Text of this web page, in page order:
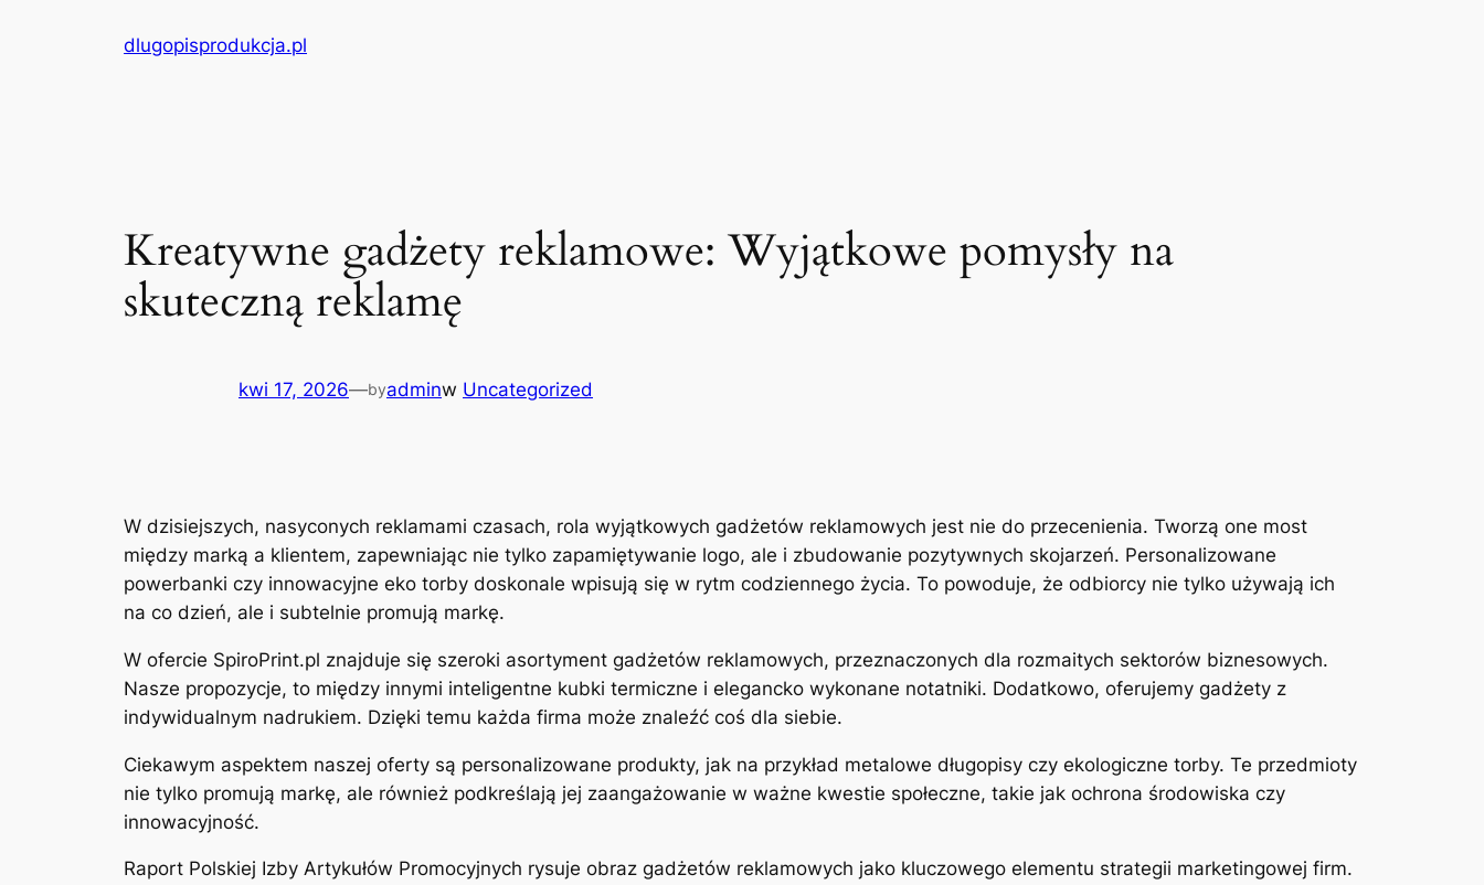
dlugopisprodukcja.pl
Kreatywne gadżety reklamowe: Wyjątkowe pomysły na
skuteczną reklamę
kwi 17, 2026—byadminw Uncategorized
W dzisiejszych, nasyconych reklamami czasach, rola wyjątkowych gadżetów reklamowych jest nie do przecenienia. Tworzą one most
między marką a klientem, zapewniając nie tylko zapamiętywanie logo, ale i zbudowanie pozytywnych skojarzeń. Personalizowane
powerbanki czy innowacyjne eko torby doskonale wpisują się w rytm codziennego życia. To powoduje, że odbiorcy nie tylko używają ich
na co dzień, ale i subtelnie promują markę.
W ofercie SpiroPrint.pl znajduje się szeroki asortyment gadżetów reklamowych, przeznaczonych dla rozmaitych sektorów biznesowych.
Nasze propozycje, to między innymi inteligentne kubki termiczne i elegancko wykonane notatniki. Dodatkowo, oferujemy gadżety z
indywidualnym nadrukiem. Dzięki temu każda firma może znaleźć coś dla siebie.
Ciekawym aspektem naszej oferty są personalizowane produkty, jak na przykład metalowe długopisy czy ekologiczne torby. Te przedmioty
nie tylko promują markę, ale również podkreślają jej zaangażowanie w ważne kwestie społeczne, takie jak ochrona środowiska czy
innowacyjność.
Raport Polskiej Izby Artykułów Promocyjnych rysuje obraz gadżetów reklamowych jako kluczowego elementu strategii marketingowej firm.